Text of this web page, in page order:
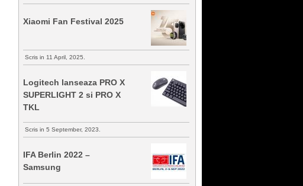
Xiaomi Fan Festival 2025
Scris in 11 April, 2025.
Logitech lanseaza PRO X
SUPERLIGHT 2 si PRO X
TKL
Scris in 5 September, 2023.
IFA Berlin 2022 –
Samsung